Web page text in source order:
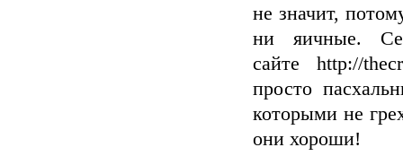
не значит,
ни яичные.
сайте http://
просто
которыми не
они хороши!